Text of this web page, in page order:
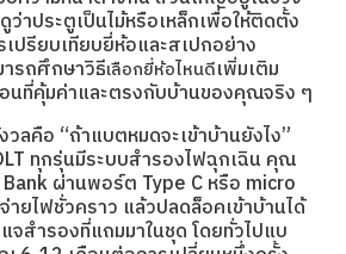
าประตูเป็นไม้หรือเหล็กเพื่อให้ติดตั้ง
ปรียบเทียบยี่ห้อและสเปกอย่าง
รถศึกษาวิธีเลือกยี่ห้อไหนดีเพิ่มเติม
อนที่คุ้มค่าและตรงกับบ้านของคุณจริง ๆ
ลคือ “ถ้าแบตหมดจะเข้าบ้านยังไง”
ทุกรุ่นมีระบบสำรองไฟฉุกเฉิน คุณ
ผ่านพอร์ต Type C หรือ micro
ายไฟชั่วคราว แล้วปลดล็อคเข้าบ้านได้
สำรองที่แถมมาในชุด โดยทั่วไปแบ